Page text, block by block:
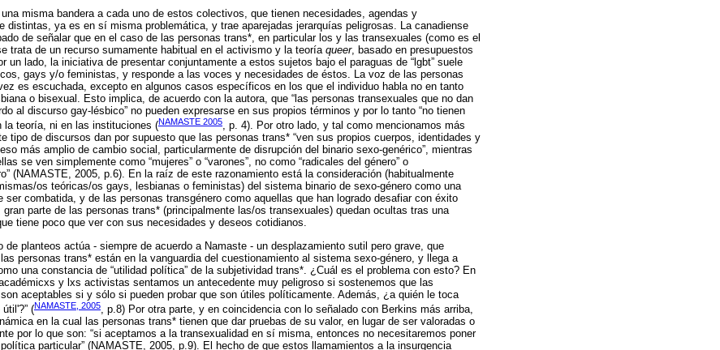
una misma bandera a cada uno de estos colectivos, que tienen necesidades, agendas y
distintas, ya es en sí misma problemática, y trae aparejadas jerarquías peligrosas. La canadiense
de señalar que en el caso de las personas trans*, en particular los y las transexuales (como es el
trata de un recurso sumamente habitual en el activismo y la teoría queer, basado en presupuestos
un lado, la iniciativa de presentar conjuntamente a estos sujetos bajo el paraguas de “lgbt” suele
gays y/o feministas, y responde a las voces y necesidades de éstos. La voz de las personas
es escuchada, excepto en algunos casos específicos en los que el individuo habla no en tanto
o bisexual. Esto implica, de acuerdo con la autora, que “las personas transexuales que no dan
al discurso gay-lésbico” no pueden expresarse en sus propios términos y por lo tanto “no tienen
la teoría, ni en las instituciones (NAMASTE 2005, p. 4). Por otro lado, y tal como mencionamos más
tipo de discursos dan por supuesto que las personas trans* “ven sus propios cuerpos, identidades y
más amplio de cambio social, particularmente de disrupción del binario sexo-genérico”, mientras
se ven simplemente como “mujeres” o “varones”, no como “radicales del género” o
(NAMASTE, 2005, p.6). En la raíz de este razonamiento está la consideración (habitualmente
os teóricas/os gays, lesbianas o feministas) del sistema binario de sexo-género como una
ser combatida, y de las personas transgénero como aquellas que han logrado desafiar con éxito
parte de las personas trans* (principalmente las/os transexuales) quedan ocultas tras una
tiene poco que ver con sus necesidades y deseos cotidianos.
planteos actúa - siempre de acuerdo a Namaste - un desplazamiento sutil pero grave, que
personas trans* están en la vanguardia del cuestionamiento al sistema sexo-género, y llega a
una constancia de “utilidad política” de la subjetividad trans*. ¿Cuál es el problema con esto? En
y lxs activistas sentamos un antecedente muy peligroso si sostenemos que las
aceptables si y sólo si pueden probar que son útiles políticamente. Además, ¿a quién le toca
(NAMASTE, 2005
, p.8) Por otra parte, y en coincidencia con lo señalado con Berkins más arriba,
en la cual las personas trans* tienen que dar pruebas de su valor, en lugar de ser valoradas o
por lo que son: “si aceptamos a la transexualidad en sí misma, entonces no necesitaremos poner
particular” (NAMASTE, 2005, p.9). El hecho de que estos llamamientos a la insurgencia